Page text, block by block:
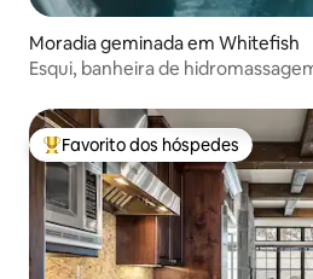
Moradia geminada em Whitefish
Esqui, banheira de
Favoritos dos hóspedes mais
Favorito dos hóspedes